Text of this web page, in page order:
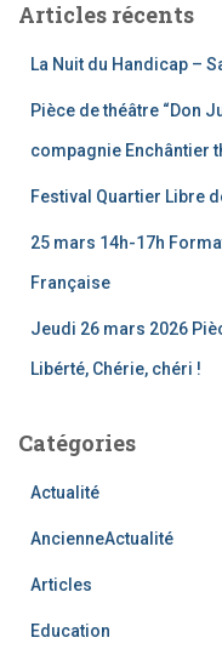
rArticles récents
La Nuit du Handicap –
Pièce de théâtre “Don
compagnie Enchântier
Festival Quartier Libre
25 mars 14h-17h
Française
Jeudi 26 mars 2026
Libérté, Chérie, chéri !
Catégories
Actualité
AncienneActualité
Articles
Education